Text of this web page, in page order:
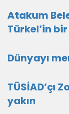
Atakum
Türkel’in
Dünyayı
TÜSİAD’çı
yakın